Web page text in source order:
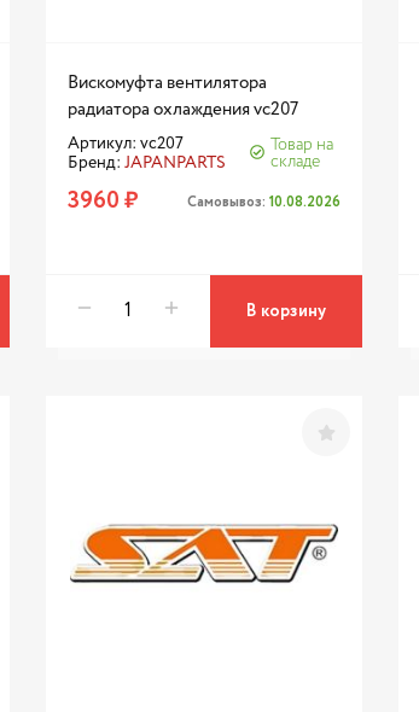
Вискомуфта вентилятора
радиатора охлаждения vc207
Артикул: vc207
Бренд: JAPANPARTS
Товар на
складе
3960 ₽ Самовывоз:10.08.2026
В корзину